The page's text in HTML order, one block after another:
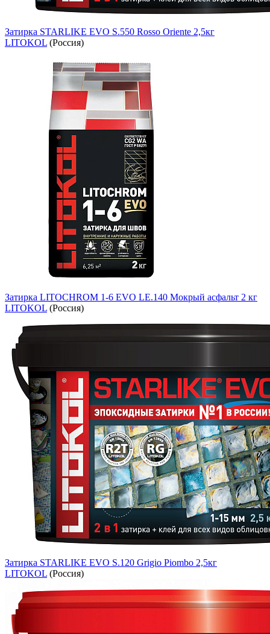
Затирка STARLIKE EVO S.550 Rosso Oriente 2,5кг
LITOKOL (Россия)
Затирка LITOCHROM 1-6 EVO LE.140 Мокрый асфальт 2 кг
LITOKOL (Россия)
Затирка STARLIKE EVO S.120 Grigio Piombo 2,5кг
LITOKOL (Россия)